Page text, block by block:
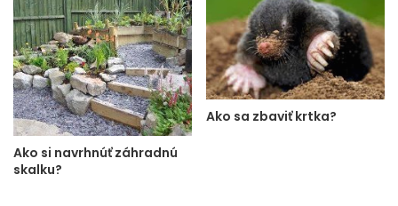
Ako si navrhnúť záhradnú
skalku?
Ako sa zbaviť krtka?